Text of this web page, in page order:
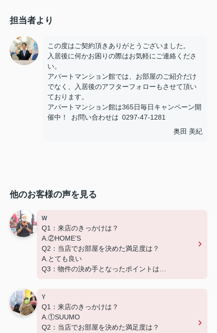
担当者より
この度はご契約頂きありがとうございました。
入居後に何かお困りの際はお気軽にご連絡くださ
い。
アパートマンション館では、お部屋のご紹介だけ
でなく、入居後のアフターフォローもさせて頂い
ております。
アパートマンション館は365日毎日キャンペーン開
催中！ お問い合わせは 0297-47-1281
奥田 美紀
他のお客様の声を見る
W
Q1：来店のきっかけは？
A.②HOME’S
Q2：当店でお部屋を決めた満足度は？
A.とても良い
Q3：物件の決め手となったポイントは？
Y
Q1：来店のきっかけは？
A.①SUUMO
Q2：当店でお部屋を決めた満足度は？